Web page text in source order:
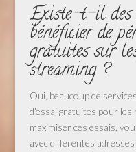
Existe-t-il des
bénéficier de
gratuites sur
streaming ?
Oui, beaucoup de
d’essai gratuites pour
maximiser ces essais,
avec différentes